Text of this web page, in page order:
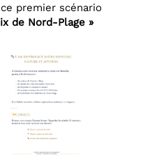
premier scénario
de Nord-Plage »